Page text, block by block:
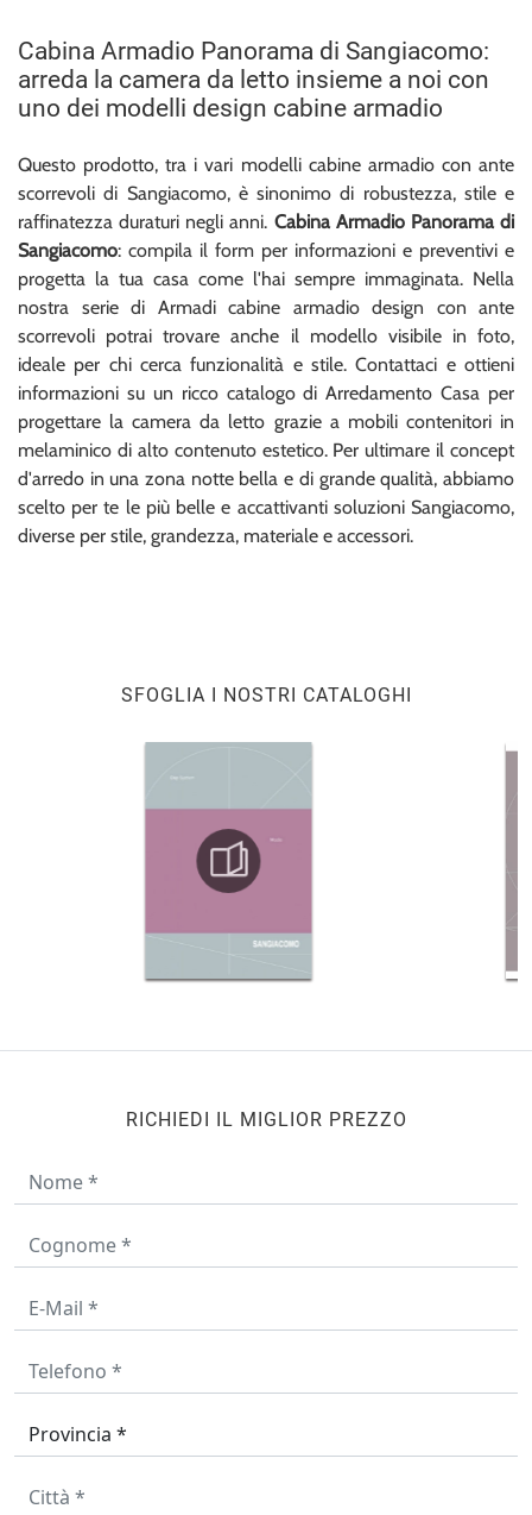
Cabina Armadio Panorama di Sangiacomo:
arreda la camera da letto insieme a noi con
uno dei modelli design cabine armadio
Questo prodotto, tra i vari modelli cabine armadio con ante
scorrevoli di Sangiacomo, è sinonimo di robustezza, stile e
raffinatezza duraturi negli anni. Cabina Armadio Panorama di
Sangiacomo: compila il form per informazioni e preventivi e
progetta la tua casa come l'hai sempre immaginata. Nella
nostra serie di Armadi cabine armadio design con ante
scorrevoli potrai trovare anche il modello visibile in foto,
ideale per chi cerca funzionalità e stile. Contattaci e ottieni
informazioni su un ricco catalogo di Arredamento Casa per
progettare la camera da letto grazie a mobili contenitori in
melaminico di alto contenuto estetico. Per ultimare il concept
d'arredo in una zona notte bella e di grande qualità, abbiamo
scelto per te le più belle e accattivanti soluzioni Sangiacomo,
diverse per stile, grandezza, materiale e accessori.
SFOGLIA I NOSTRI CATALOGHI
RICHIEDI IL MIGLIOR PREZZO